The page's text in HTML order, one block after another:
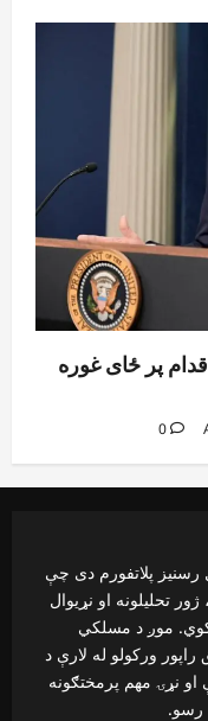
پر ځای غوره
0
رسنیز پلاتفورم دی چې
تحلیلونه او نړیوال
کوي. موږ د مسلکي
راپور ورکولو له لارې د
او نړۍ مهم پرمختګونه
رسو.